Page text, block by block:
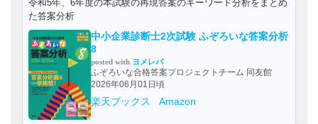
令和5年、6年度の本試験の再現答案のキーワード分析をまとめ
た答案分析
中小企業診断士2次試験 ふぞろいな答案分析
8
posted with ヨメレバ
ふぞろいな合格答案プロジェクトチーム 同友館
2026年06月01日頃
楽天ブックス Amazon